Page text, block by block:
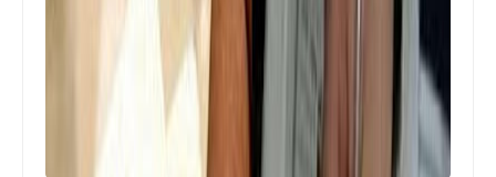
بلق دورى الأبطال